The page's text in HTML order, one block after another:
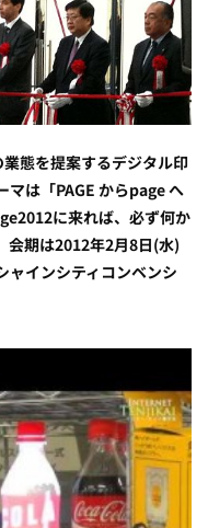
態を提案するデジタル印
マは「PAGE からpage へ
に来れば、必ず何か
会期は2012年2月8日(水)
ャインシティコンベンシ